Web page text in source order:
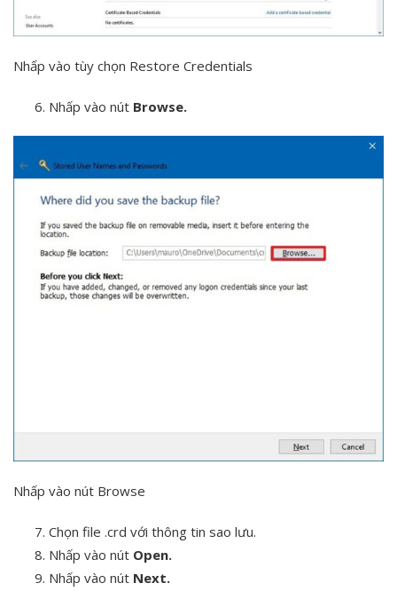
Nhấp vào tùy chọn Restore Credentials
Nhấp vào nút Browse.
Nhấp vào nút Browse
Chọn file .crd với thông tin sao lưu.
Nhấp vào nút Open.
Nhấp vào nút Next.